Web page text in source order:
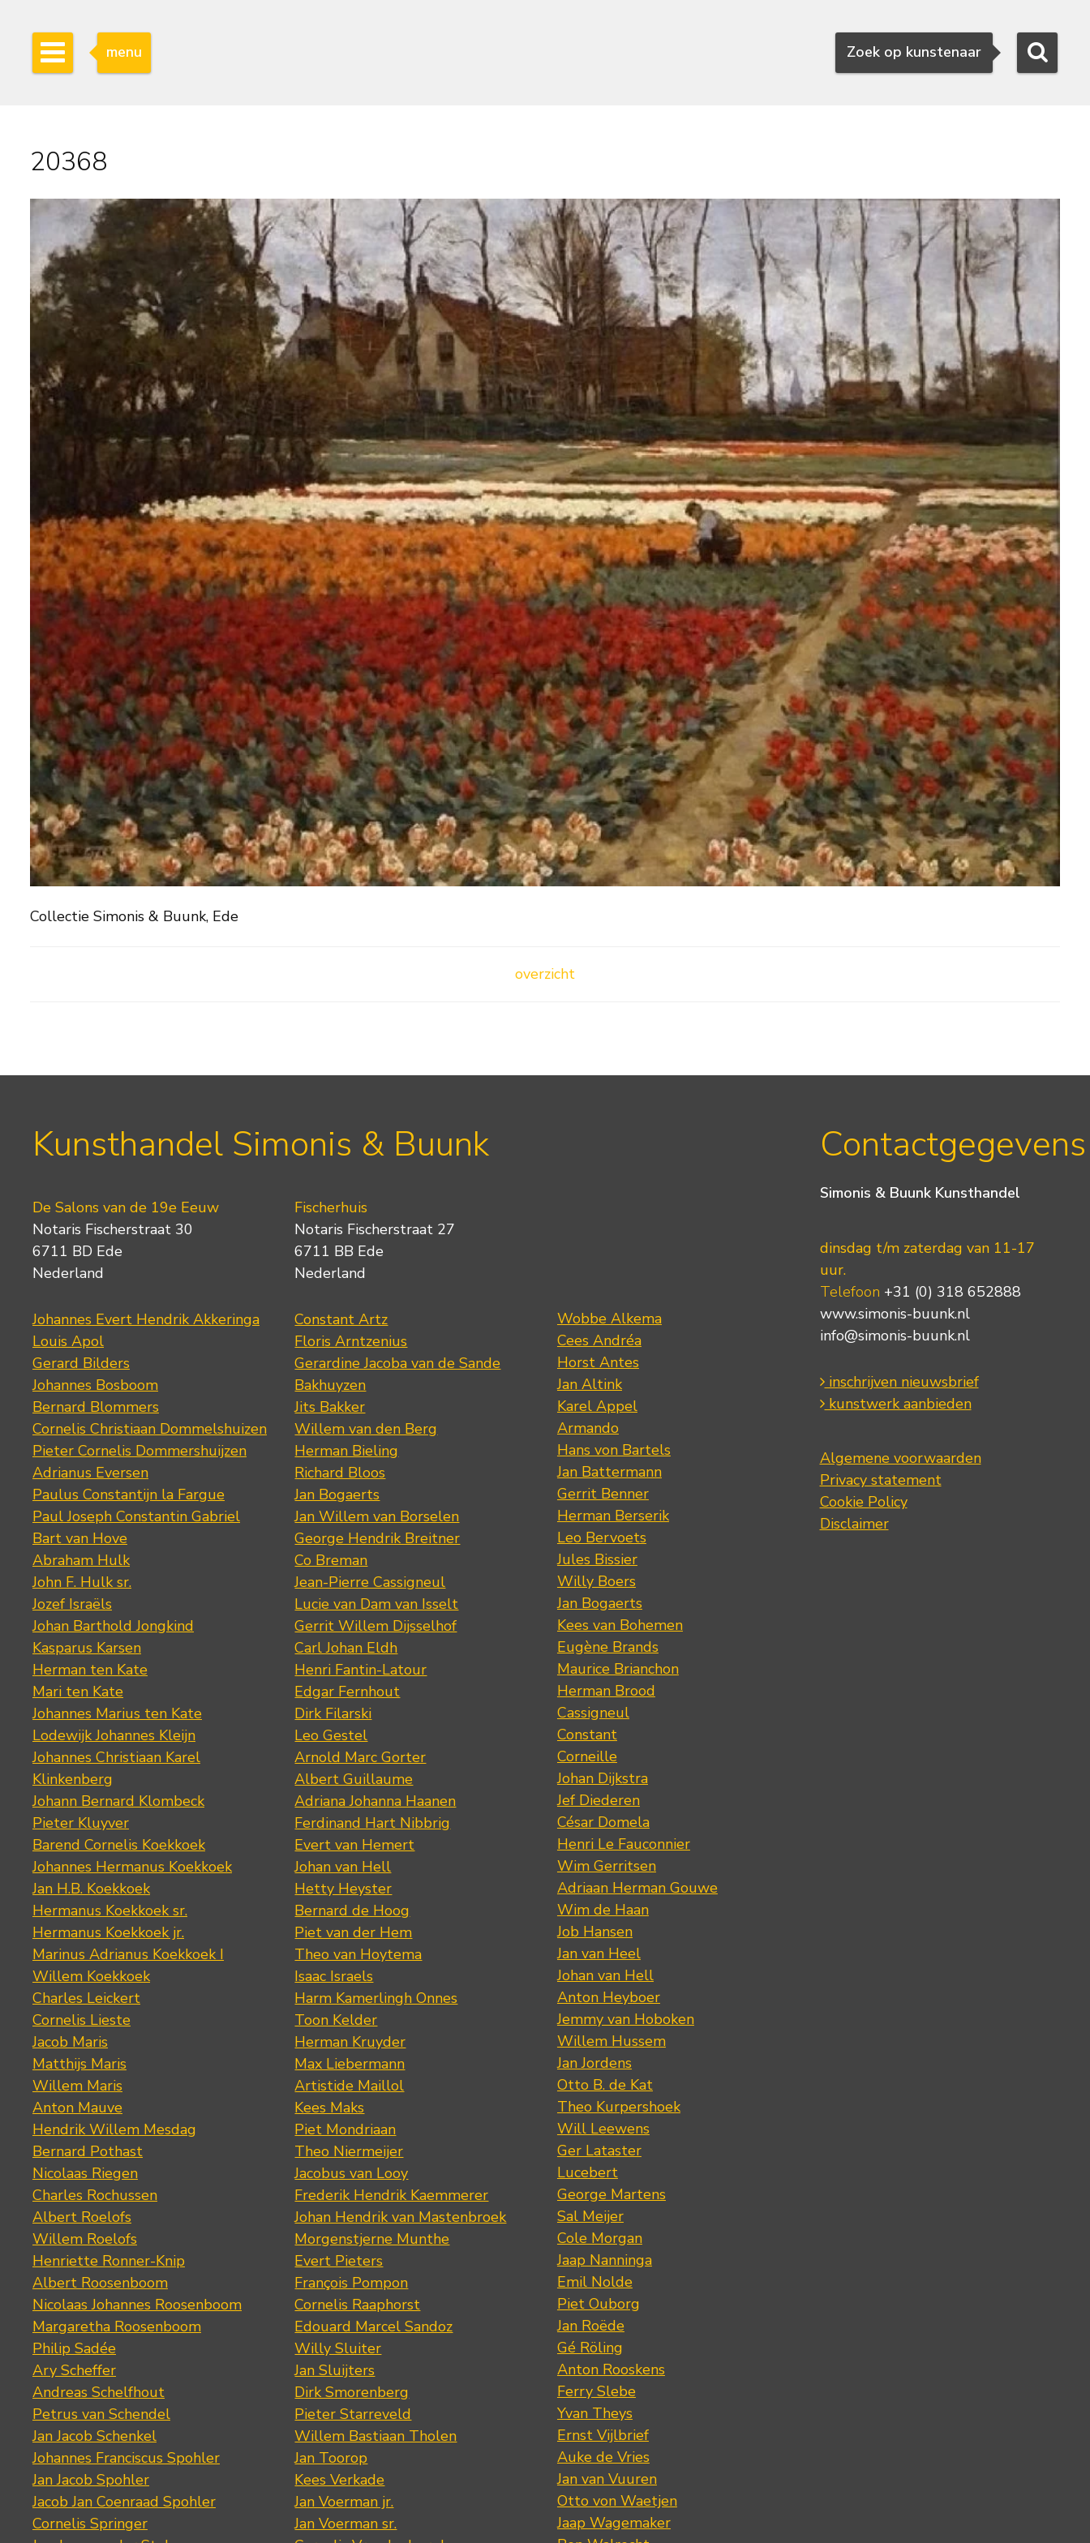
Zoeken
Zoek op kunstenaar
menu
20368
Collectie Simonis & Buunk, Ede
overzicht
Kunsthandel Simonis & Buunk
De Salons van de 19e Eeuw
Notaris Fischerstraat 30
6711 BD Ede
Nederland
Johannes Evert Hendrik Akkeringa
Louis Apol
Gerard Bilders
Johannes Bosboom
Bernard Blommers
Cornelis Christiaan Dommelshuizen
Pieter Cornelis Dommershuijzen
Adrianus Eversen
Paulus Constantijn la Fargue
Paul Joseph Constantin Gabriel
Bart van Hove
Abraham Hulk
John F. Hulk sr.
Jozef Israëls
Johan Barthold Jongkind
Kasparus Karsen
Herman ten Kate
Mari ten Kate
Johannes Marius ten Kate
Lodewijk Johannes Kleijn
Johannes Christiaan Karel
Klinkenberg
Johann Bernard Klombeck
Pieter Kluyver
Barend Cornelis Koekkoek
Johannes Hermanus Koekkoek
Jan H.B. Koekkoek
Hermanus Koekkoek sr.
Hermanus Koekkoek jr.
Marinus Adrianus Koekkoek I
Willem Koekkoek
Charles Leickert
Cornelis Lieste
Jacob Maris
Matthijs Maris
Willem Maris
Anton Mauve
Hendrik Willem Mesdag
Bernard Pothast
Nicolaas Riegen
Charles Rochussen
Albert Roelofs
Willem Roelofs
Henriette Ronner-Knip
Albert Roosenboom
Nicolaas Johannes Roosenboom
Margaretha Roosenboom
Philip Sadée
Ary Scheffer
Andreas Schelfhout
Petrus van Schendel
Jan Jacob Schenkel
Johannes Franciscus Spohler
Jan Jacob Spohler
Jacob Jan Coenraad Spohler
Cornelis Springer
Fischerhuis
Notaris Fischerstraat 27
6711 BB Ede
Nederland
Constant Artz
Floris Arntzenius
Gerardine Jacoba van de Sande
Bakhuyzen
Jits Bakker
Willem van den Berg
Herman Bieling
Richard Bloos
Jan Bogaerts
Jan Willem van Borselen
George Hendrik Breitner
Co Breman
Jean-Pierre Cassigneul
Lucie van Dam van Isselt
Gerrit Willem Dijsselhof
Carl Johan Eldh
Henri Fantin-Latour
Edgar Fernhout
Dirk Filarski
Leo Gestel
Arnold Marc Gorter
Albert Guillaume
Adriana Johanna Haanen
Ferdinand Hart Nibbrig
Evert van Hemert
Johan van Hell
Hetty Heyster
Bernard de Hoog
Piet van der Hem
Theo van Hoytema
Isaac Israels
Harm Kamerlingh Onnes
Toon Kelder
Herman Kruyder
Max Liebermann
Artistide Maillol
Kees Maks
Piet Mondriaan
Theo Niermeijer
Jacobus van Looy
Frederik Hendrik Kaemmerer
Johan Hendrik van Mastenbroek
Morgenstjerne Munthe
Evert Pieters
François Pompon
Cornelis Raaphorst
Edouard Marcel Sandoz
Willy Sluiter
Jan Sluijters
Dirk Smorenberg
Pieter Starreveld
Willem Bastiaan Tholen
Jan Toorop
Kees Verkade
Jan Voerman jr.
Jan Voerman sr.
Wobbe Alkema
Cees Andréa
Horst Antes
Jan Altink
Karel Appel
Armando
Hans von Bartels
Jan Battermann
Gerrit Benner
Herman Berserik
Leo Bervoets
Jules Bissier
Willy Boers
Jan Bogaerts
Kees van Bohemen
Eugène Brands
Maurice Brianchon
Herman Brood
Cassigneul
Constant
Corneille
Johan Dijkstra
Jef Diederen
César Domela
Henri Le Fauconnier
Wim Gerritsen
Adriaan Herman Gouwe
Wim de Haan
Job Hansen
Jan van Heel
Johan van Hell
Anton Heyboer
Jemmy van Hoboken
Willem Hussem
Jan Jordens
Otto B. de Kat
Theo Kurpershoek
Will Leewens
Ger Lataster
Lucebert
George Martens
Sal Meijer
Cole Morgan
Jaap Nanninga
Emil Nolde
Piet Ouborg
Jan Roëde
Gé Röling
Anton Rooskens
Ferry Slebe
Yvan Theys
Ernst Vijlbrief
Auke de Vries
Jan van Vuuren
Otto von Waetjen
Jaap Wagemaker
Contactgegevens
Simonis & Buunk Kunsthandel
dinsdag t/m zaterdag van 11-17
uur.
Telefoon +31 (0) 318 652888
www.simonis-buunk.nl
info@simonis-buunk.nl
inschrijven nieuwsbrief
kunstwerk aanbieden
Algemene voorwaarden
Privacy statement
Cookie Policy
Disclaimer